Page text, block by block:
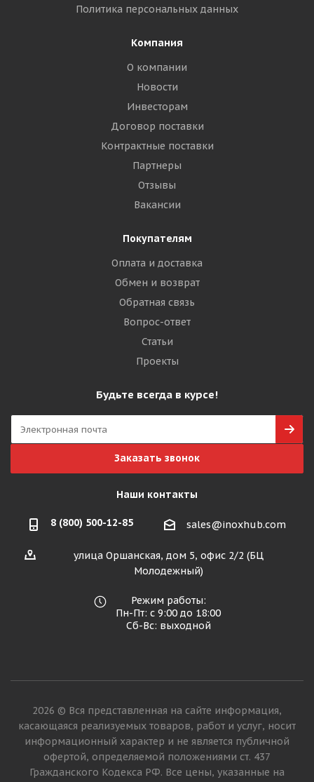
Политика персональных данных
Компания
О компании
Новости
Инвесторам
Договор поставки
Контрактные поставки
Партнеры
Отзывы
Вакансии
Покупателям
Оплата и доставка
Обмен и возврат
Обратная связь
Вопрос-ответ
Статьи
Проекты
Будьте всегда в курсе!
Заказать звонок
Наши контакты
8 (800) 500-12-85 sales@inoxhub.com
улица Оршанская, дом 5, офис 2/2 (БЦ
Молодежный)
Режим работы:
Пн-Пт: с 9:00 до 18:00
Сб-Вс: выходной
2026 © Вся представленная на сайте информация,
касающаяся реализуемых товаров, работ и услуг, носит
информационный характер и не является публичной
офертой, определяемой положениями ст. 437
Гражданского Кодекса РФ. Все цены, указанные на